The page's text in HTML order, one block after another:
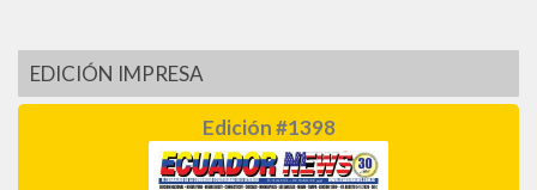
EDICIÓN IMPRESA
Edición #1398